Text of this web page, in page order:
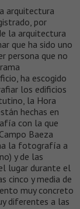
arquitectura
por
la arquitectura
que ha sido uno
persona que no
ha escogido
los edificios
la Hora
hechas en
con la que
Baeza
la fotografía a
y de las
lugar durante el
cinco y media de
muy concreto
diferentes a las